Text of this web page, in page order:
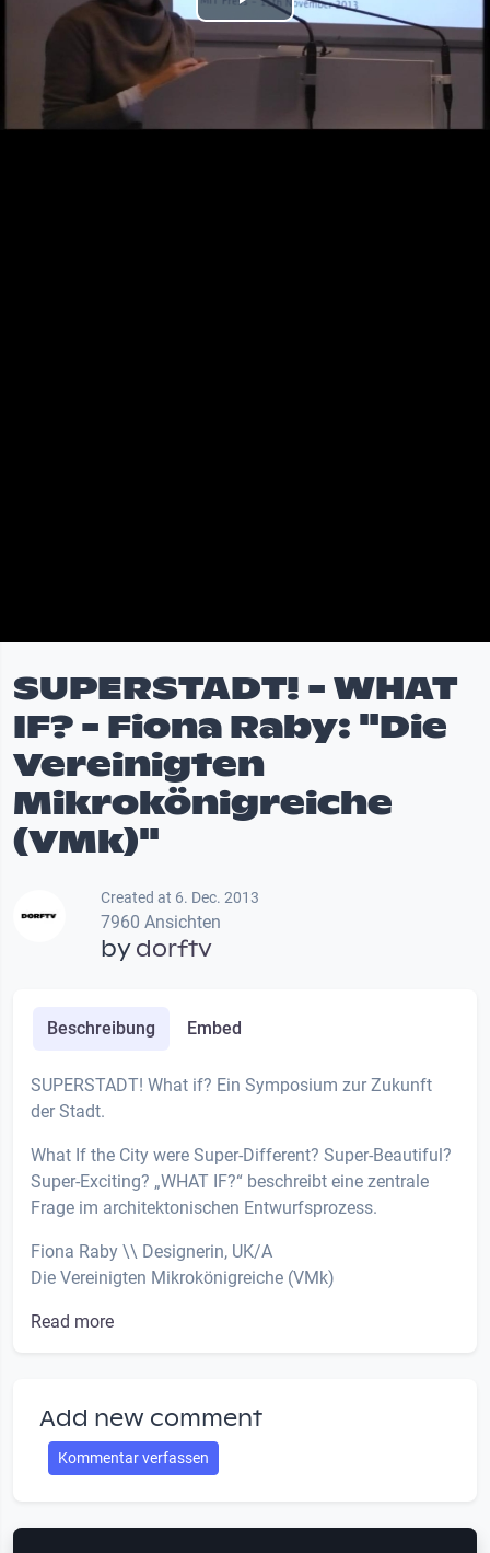
Play
Video
SUPERSTADT! - WHAT
IF? - Fiona Raby: "Die
Vereinigten
Mikrokönigreiche
(VMk)"
Created at 6. Dec. 2013
7960 Ansichten
bydorftv
Beschreibung Embed
SUPERSTADT! What if? Ein Symposium zur Zukunft
der Stadt.
What If the City were Super-Different? Super-Beautiful?
Super-Exciting? „WHAT IF?“ beschreibt eine zentrale
Frage im architektonischen Entwurfsprozess.
Fiona Raby \\ Designerin, UK/A
Die Vereinigten Mikrokönigreiche (VMk)
Read more
Add new comment
Kommentar verfassen